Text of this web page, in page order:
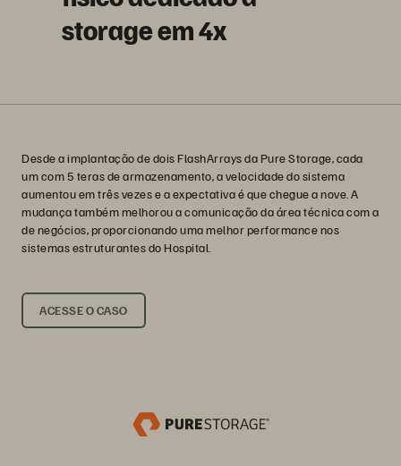
storage em 4x
Desde a implantação de dois FlashArrays da Pure Storage, cada
um com 5 teras de armazenamento, a velocidade do sistema
aumentou em três vezes e a expectativa é que chegue a nove. A
mudança também melhorou a comunicação da área técnica com a
de negócios, proporcionando uma melhor performance nos
sistemas estruturantes do Hospital.
ACESSE O CASO